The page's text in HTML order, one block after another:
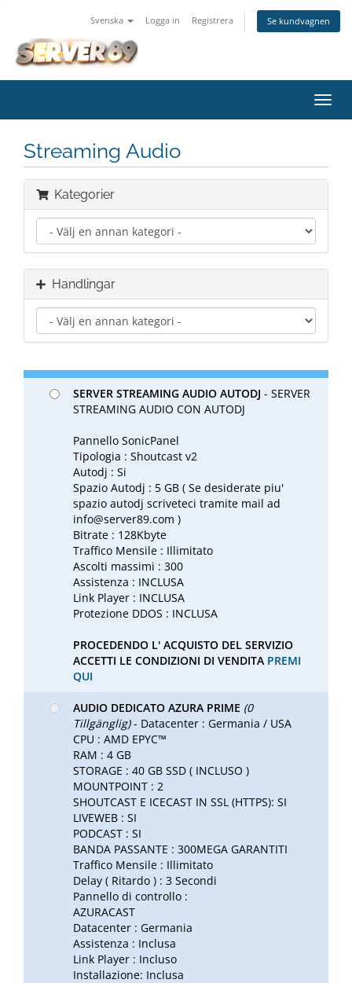
Svenska Logga in Registrera Se kundvagnen
Växla
Streaming Audio
Kategorier
Handlingar
SERVER STREAMING AUDIO AUTODJ - SERVER
STREAMING AUDIO CON AUTODJ
Pannello SonicPanel
Tipologia : Shoutcast v2
Autodj : Si
Spazio Autodj : 5 GB ( Se desiderate piu'
spazio autodj scriveteci tramite mail ad
info@server89.com )
Bitrate : 128Kbyte
Traffico Mensile : Illimitato
Ascolti massimi : 300
Assistenza : INCLUSA
Link Player : INCLUSA
Protezione DDOS : INCLUSA
PROCEDENDO L' ACQUISTO DEL SERVIZIO
ACCETTI LE CONDIZIONI DI VENDITA PREMI
QUI
AUDIO DEDICATO AZURA PRIME (0
Tillgänglig)- Datacenter : Germania / USA
CPU : AMD EPYC™
RAM : 4 GB
STORAGE : 40 GB SSD ( INCLUSO )
MOUNTPOINT : 2
SHOUTCAST E ICECAST IN SSL (HTTPS): SI
LIVEWEB : SI
PODCAST : SI
BANDA PASSANTE : 300MEGA GARANTITI
Traffico Mensile : Illimitato
Delay ( Ritardo ) : 3 Secondi
Pannello di controllo :
AZURACAST
Datacenter : Germania
Assistenza : Inclusa
Link Player : Incluso
Installazione: Inclusa